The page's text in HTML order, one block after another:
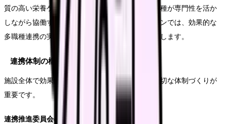
質の高い栄養ケアを実現するためには、様々な職種が専門性を活か
しながら協働することが不可欠です。本セクションでは、効果的な
多職種連携の実現に向けた具体的な方策をご紹介します。
連携体制の構築
施設全体で効果的な連携を実現するためには、適切な体制づくりが
重要です。
連携推進委員会の設置